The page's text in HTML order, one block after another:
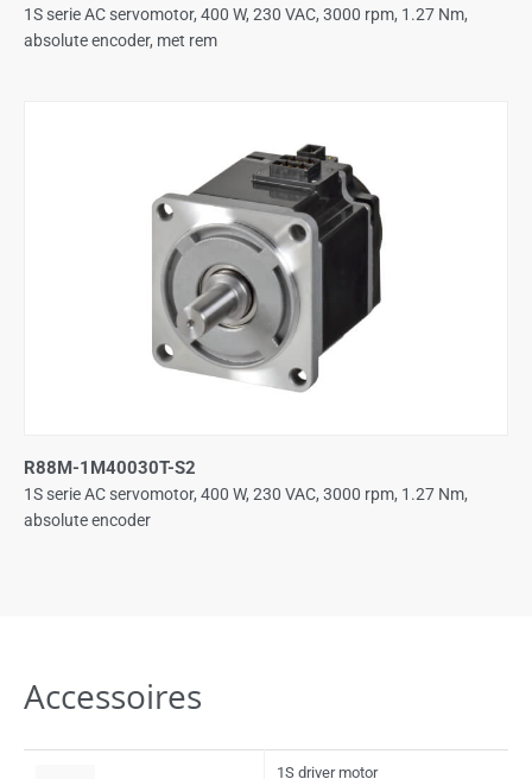
1S serie AC servomotor, 400 W, 230 VAC, 3000 rpm, 1.27 Nm,
absolute encoder, met rem
R88M-1M40030T-S2
1S serie AC servomotor, 400 W, 230 VAC, 3000 rpm, 1.27 Nm,
absolute encoder
Accessoires
1S driver motor